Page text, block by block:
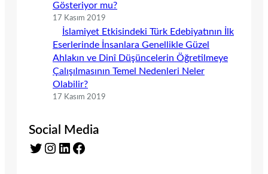
Gösteriyor mu?
17 Kasım 2019
İslamiyet Etkisindeki Türk Edebiyatının İlk
Eserlerinde İnsanlara Genellikle Güzel
Ahlakın ve Dinî Düşüncelerin Öğretilmeye
Çalışılmasının Temel Nedenleri Neler
Olabilir?
17 Kasım 2019
Social Media
Twitter Instagram LinkedIn Facebook